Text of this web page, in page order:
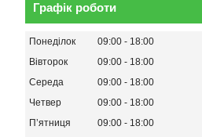
Графік роботи
Понеділок 09:00
18:00
Вівторок
09:00
18:00
Середа
09:00
18:00
Четвер
09:00
18:00
Пʼятниця
09:00
18:00